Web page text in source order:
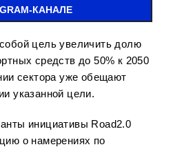
КАНАЛЕ
цель увеличить долю
средств до 50% к 2050
сектора уже обещают
указанной цели.
инициативы Road2.0
о намерениях по